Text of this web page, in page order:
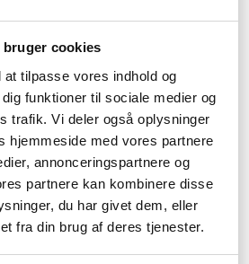
bruger cookies
tilpasse vores indhold og
funktioner til sociale medier og
trafik. Vi deler også oplysninger
hjemmeside med vores partnere
annonceringspartnere og
partnere kan kombinere disse
du har givet dem, eller
fra din brug af deres tjenester.
kan vara programmerade för att
avisera användare när rörelse
är också särskilt användbara på
Användare kan enkelt se vad
på sin plats trots att de inte är där.
för dem som reser mycket
som händer hemma.